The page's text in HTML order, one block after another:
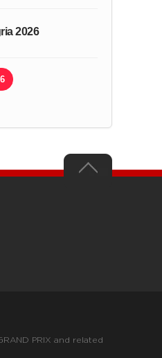
2026
PRIX and related